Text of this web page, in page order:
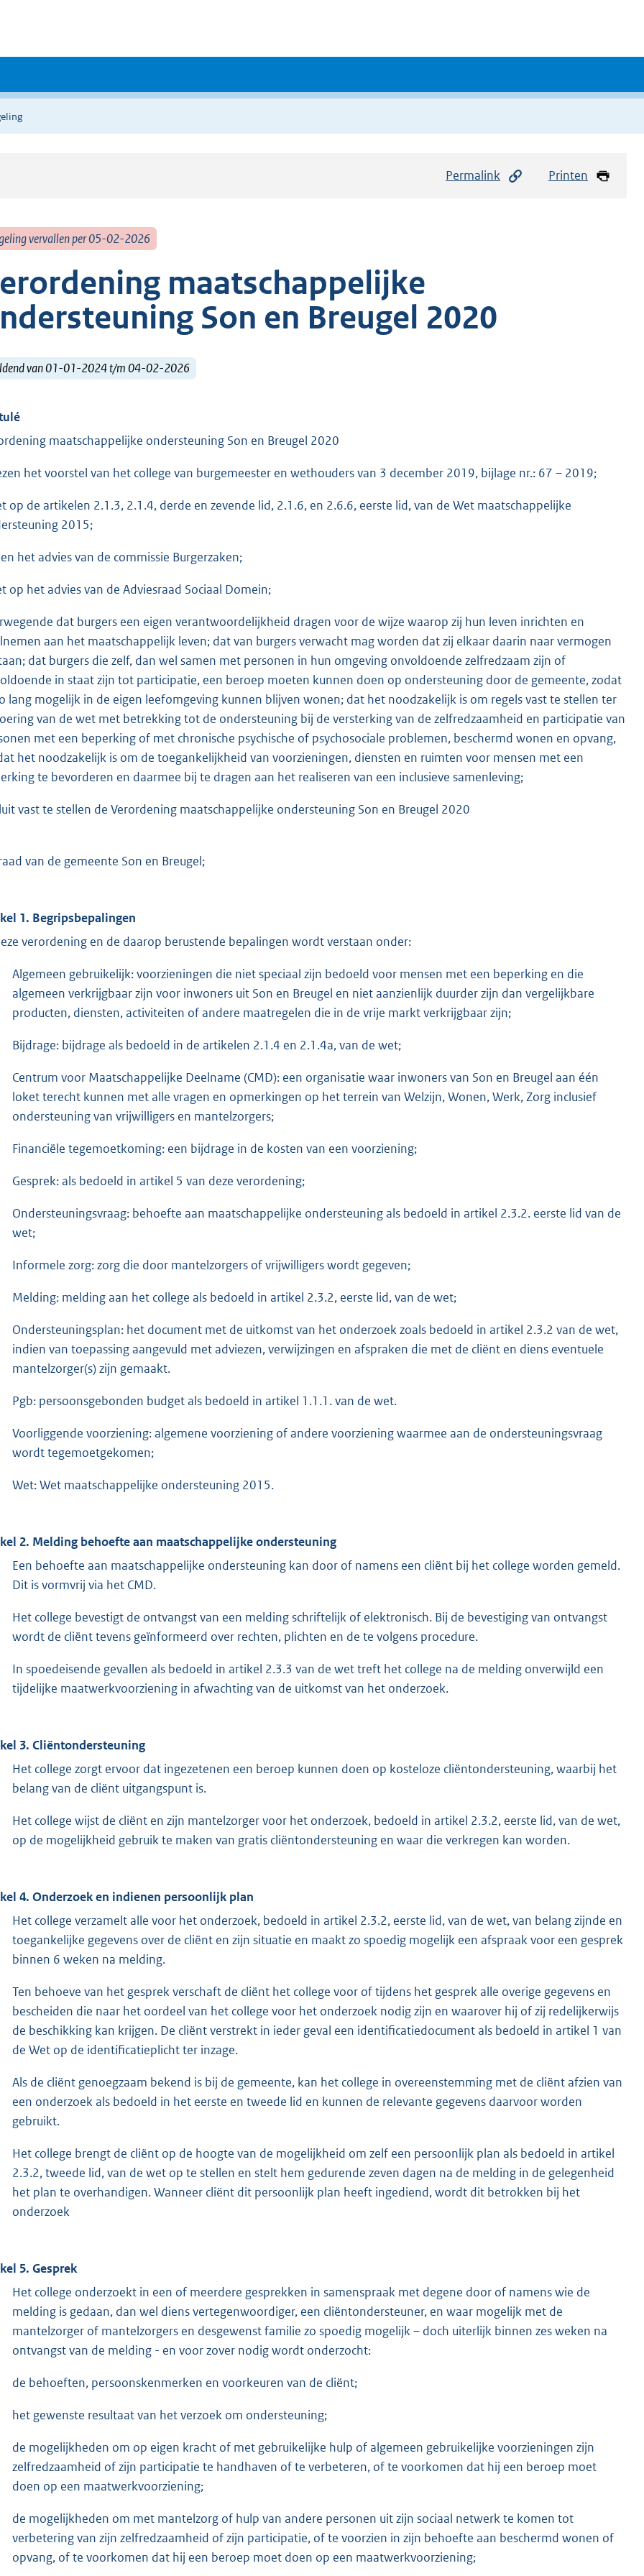
Permalink Printen
vervallen per 05-02-2026
maatschappelijke
Son en Breugel 2020
van 01-01-2024 t/m 04-02-2026
maatschappelijke ondersteuning Son en Breugel 2020
het voorstel van het college van burgemeester en wethouders van 3 december 2019, bijlage nr.: 67 – 2019;
op de artikelen 2.1.3, 2.1.4, derde en zevende lid, 2.1.6, en 2.6.6, eerste lid, van de Wet maatschappelijke
2015;
het advies van de commissie Burgerzaken;
op het advies van de Adviesraad Sociaal Domein;
dat burgers een eigen verantwoordelijkheid dragen voor de wijze waarop zij hun leven inrichten en
aan het maatschappelijk leven; dat van burgers verwacht mag worden dat zij elkaar daarin naar vermogen
dat burgers die zelf, dan wel samen met personen in hun omgeving onvoldoende zelfredzaam zijn of
in staat zijn tot participatie, een beroep moeten kunnen doen op ondersteuning door de gemeente, zodat
lang mogelijk in de eigen leefomgeving kunnen blijven wonen; dat het noodzakelijk is om regels vast te stellen ter
van de wet met betrekking tot de ondersteuning bij de versterking van de zelfredzaamheid en participatie van
met een beperking of met chronische psychische of psychosociale problemen, beschermd wonen en opvang,
het noodzakelijk is om de toegankelijkheid van voorzieningen, diensten en ruimten voor mensen met een
te bevorderen en daarmee bij te dragen aan het realiseren van een inclusieve samenleving;
vast te stellen de Verordening maatschappelijke ondersteuning Son en Breugel 2020
van de gemeente Son en Breugel;
1. Begripsbepalingen
verordening en de daarop berustende bepalingen wordt verstaan onder:
Algemeen gebruikelijk: voorzieningen die niet speciaal zijn bedoeld voor mensen met een beperking en die
algemeen verkrijgbaar zijn voor inwoners uit Son en Breugel en niet aanzienlijk duurder zijn dan vergelijkbare
producten, diensten, activiteiten of andere maatregelen die in de vrije markt verkrijgbaar zijn;
Bijdrage: bijdrage als bedoeld in de artikelen 2.1.4 en 2.1.4a, van de wet;
Centrum voor Maatschappelijke Deelname (CMD): een organisatie waar inwoners van Son en Breugel aan één
loket terecht kunnen met alle vragen en opmerkingen op het terrein van Welzijn, Wonen, Werk, Zorg inclusief
ondersteuning van vrijwilligers en mantelzorgers;
Financiële tegemoetkoming: een bijdrage in de kosten van een voorziening;
Gesprek: als bedoeld in artikel 5 van deze verordening;
Ondersteuningsvraag: behoefte aan maatschappelijke ondersteuning als bedoeld in artikel 2.3.2. eerste lid van de
wet;
Informele zorg: zorg die door mantelzorgers of vrijwilligers wordt gegeven;
Melding: melding aan het college als bedoeld in artikel 2.3.2, eerste lid, van de wet;
Ondersteuningsplan: het document met de uitkomst van het onderzoek zoals bedoeld in artikel 2.3.2 van de wet,
indien van toepassing aangevuld met adviezen, verwijzingen en afspraken die met de cliënt en diens eventuele
mantelzorger(s) zijn gemaakt.
Pgb: persoonsgebonden budget als bedoeld in artikel 1.1.1. van de wet.
Voorliggende voorziening: algemene voorziening of andere voorziening waarmee aan de ondersteuningsvraag
wordt tegemoetgekomen;
Wet: Wet maatschappelijke ondersteuning 2015.
2. Melding behoefte aan maatschappelijke ondersteuning
Een behoefte aan maatschappelijke ondersteuning kan door of namens een cliënt bij het college worden gemeld.
Dit is vormvrij via het CMD.
Het college bevestigt de ontvangst van een melding schriftelijk of elektronisch. Bij de bevestiging van ontvangst
wordt de cliënt tevens geïnformeerd over rechten, plichten en de te volgens procedure.
In spoedeisende gevallen als bedoeld in artikel 2.3.3 van de wet treft het college na de melding onverwijld een
tijdelijke maatwerkvoorziening in afwachting van de uitkomst van het onderzoek.
3. Cliëntondersteuning
Het college zorgt ervoor dat ingezetenen een beroep kunnen doen op kosteloze cliëntondersteuning, waarbij het
belang van de cliënt uitgangspunt is.
Het college wijst de cliënt en zijn mantelzorger voor het onderzoek, bedoeld in artikel 2.3.2, eerste lid, van de wet,
op de mogelijkheid gebruik te maken van gratis cliëntondersteuning en waar die verkregen kan worden.
4. Onderzoek en indienen persoonlijk plan
Het college verzamelt alle voor het onderzoek, bedoeld in artikel 2.3.2, eerste lid, van de wet, van belang zijnde en
toegankelijke gegevens over de cliënt en zijn situatie en maakt zo spoedig mogelijk een afspraak voor een gesprek
binnen 6 weken na melding.
Ten behoeve van het gesprek verschaft de cliënt het college voor of tijdens het gesprek alle overige gegevens en
bescheiden die naar het oordeel van het college voor het onderzoek nodig zijn en waarover hij of zij redelijkerwijs
de beschikking kan krijgen. De cliënt verstrekt in ieder geval een identificatiedocument als bedoeld in artikel 1 van
de Wet op de identificatieplicht ter inzage.
Als de cliënt genoegzaam bekend is bij de gemeente, kan het college in overeenstemming met de cliënt afzien van
een onderzoek als bedoeld in het eerste en tweede lid en kunnen de relevante gegevens daarvoor worden
gebruikt.
Het college brengt de cliënt op de hoogte van de mogelijkheid om zelf een persoonlijk plan als bedoeld in artikel
2.3.2, tweede lid, van de wet op te stellen en stelt hem gedurende zeven dagen na de melding in de gelegenheid
het plan te overhandigen. Wanneer cliënt dit persoonlijk plan heeft ingediend, wordt dit betrokken bij het
onderzoek
5. Gesprek
Het college onderzoekt in een of meerdere gesprekken in samenspraak met degene door of namens wie de
melding is gedaan, dan wel diens vertegenwoordiger, een cliëntondersteuner, en waar mogelijk met de
mantelzorger of mantelzorgers en desgewenst familie zo spoedig mogelijk – doch uiterlijk binnen zes weken na
ontvangst van de melding - en voor zover nodig wordt onderzocht:
de behoeften, persoonskenmerken en voorkeuren van de cliënt;
het gewenste resultaat van het verzoek om ondersteuning;
de mogelijkheden om op eigen kracht of met gebruikelijke hulp of algemeen gebruikelijke voorzieningen zijn
zelfredzaamheid of zijn participatie te handhaven of te verbeteren, of te voorkomen dat hij een beroep moet
doen op een maatwerkvoorziening;
de mogelijkheden om met mantelzorg of hulp van andere personen uit zijn sociaal netwerk te komen tot
verbetering van zijn zelfredzaamheid of zijn participatie, of te voorzien in zijn behoefte aan beschermd wonen of
opvang, of te voorkomen dat hij een beroep moet doen op een maatwerkvoorziening;